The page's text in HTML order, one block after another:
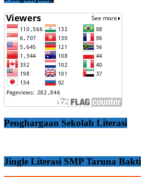
Penghargaan Sekolah Literasi
Jingle Literasi SMP Taruna Bakti